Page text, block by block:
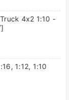
4x2 1:10 -
1:12, 1:10